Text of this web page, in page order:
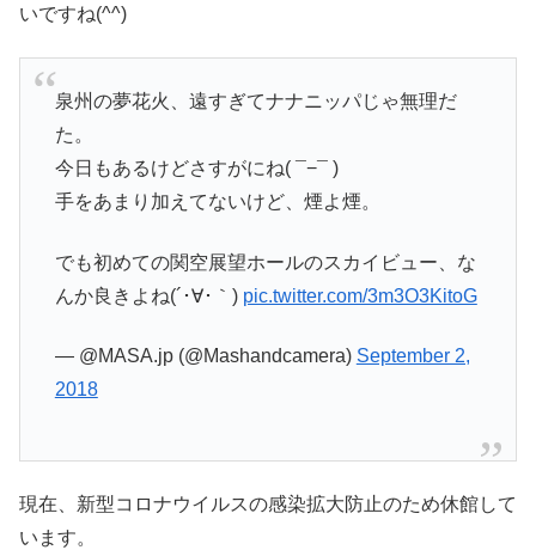
いですね(^^)
泉州の夢花火、遠すぎてナナニッパじゃ無理だ
た。
今日もあるけどさすがにね( ¯−¯ )
手をあまり加えてないけど、煙よ煙。
でも初めての関空展望ホールのスカイビュー、な
んか良きよね(´･∀･｀) pic.twitter.com/3m3O3KitoG
— @MASA.jp (@Mashandcamera) September 2,
2018
現在、新型コロナウイルスの感染拡大防止のため休館して
います。